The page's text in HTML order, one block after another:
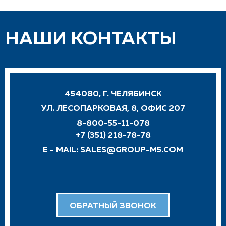
НАШИ КОНТАКТЫ
454080, Г. ЧЕЛЯБИНСК
УЛ. ЛЕСОПАРКОВАЯ, 8, ОФИС 207
8-800-55-11-078
+7 (351) 218-78-78
E - MAIL: SALES@GROUP-M5.COM
ОБРАТНЫЙ ЗВОНОК